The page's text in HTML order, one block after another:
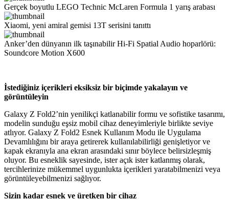
Gerçek boyutlu LEGO Technic McLaren Formula 1 yarış arabası
Xiaomi, yeni amiral gemisi 13T serisini tanıttı
Anker’den dünyanın ilk taşınabilir Hi-Fi Spatial Audio hoparlörü:
Soundcore Motion X600
İstediğiniz içerikleri eksiksiz bir biçimde yakalayın ve
görüntüleyin
Galaxy Z Fold2’nin yenilikçi katlanabilir formu ve sofistike tasarımı,
modelin sunduğu eşsiz mobil cihaz deneyimleriyle birlikte seviye
atlıyor. Galaxy Z Fold2 Esnek Kullanım Modu ile Uygulama
Devamlılığını bir araya getirerek kullanılabilirliği genişletiyor ve
kapak ekranıyla ana ekran arasındaki sınır böylece belirsizleşmiş
oluyor. Bu esneklik sayesinde, ister açık ister katlanmış olarak,
tercihlerinize mükemmel uygunlukta içerikleri yaratabilmenizi veya
görüntüleyebilmenizi sağlıyor.
Sizin kadar esnek ve üretken bir cihaz